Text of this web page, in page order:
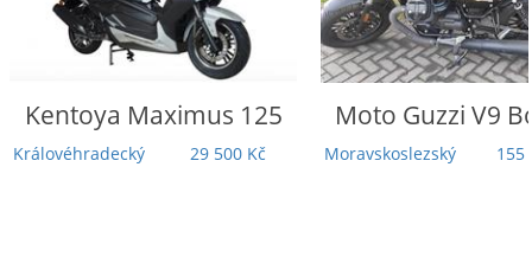
Moto GuzziV9 Bobber
Moravskoslezský 155 000 Kč
HondaRebel
Touring | 5
Záruka | TOP